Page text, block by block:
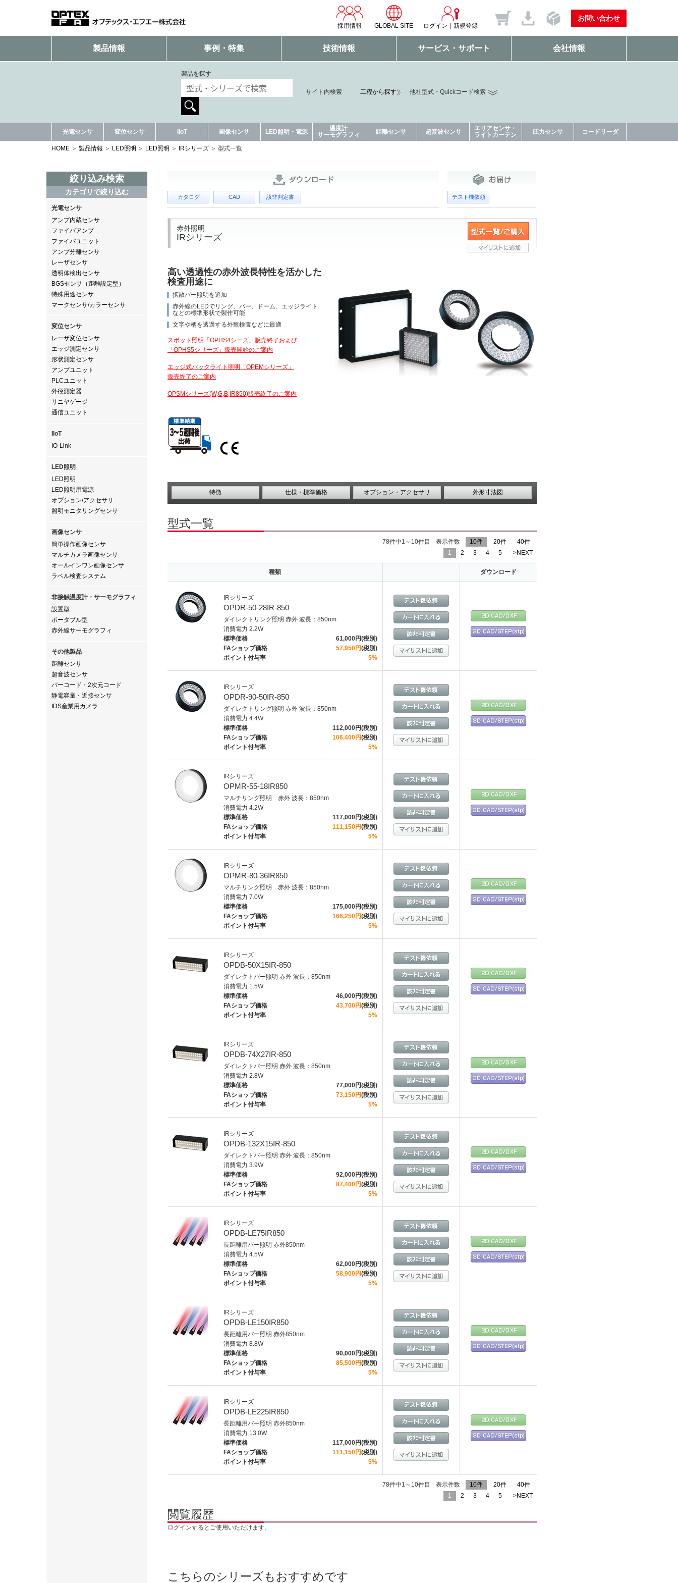
採用情報 GLOBAL SITE ログイン 新規登録
お問い合わせ
製品情報 事例・特集 技術情報 サービス・サポート 会社情報
製品を探す
サイト内検索 工程から探す 他社型式・Quickコード検索
光電センサ 変位センサ IIoT 画像センサ LED照明・電源
温度計
サーモグラフィ
距離センサ 超音波センサ
エリアセンサ・
ライトカーテン
圧力センサ コードリーダ
HOME 製品情報 LED照明 LED照明 IRシリーズ 型式一覧
絞り込み検索
カテゴリで絞り込む
光電センサ
アンプ内蔵センサ
ファイバアンプ
ファイバユニット
アンプ分離センサ
レーザセンサ
透明体検出センサ
BGSセンサ（距離設定型）
特殊用途センサ
マークセンサ/カラーセンサ
変位センサ
レーザ変位センサ
エッジ測定センサ
形状測定センサ
アンプユニット
PLCユニット
外径測定器
リニヤゲージ
通信ユニット
IIoT
IO-Link
LED照明
LED照明
LED照明用電源
オプション/アクセサリ
照明モニタリングセンサ
画像センサ
簡単操作画像センサ
マルチカメラ画像センサ
オールインワン画像センサ
ラベル検査システム
非接触温度計・サーモグラフィ
設置型
ポータブル型
赤外線サーモグラフィ
その他製品
距離センサ
超音波センサ
バーコード・2次元コード
静電容量・近接センサ
IDS産業用カメラ
カタログ CAD 該非判定書 テスト機依頼
赤外照明
IRシリーズ
高い透過性の赤外波長特性を活かした
検査用途に
拡散バー照明を追加
赤外線のLEDでリング、バー、ドーム、エッジライト
などの標準形状で製作可能
文字や柄を透過する外観検査などに最適
スポット照明「OPHS4シーズ」販売終了および
「OPHS5シリーズ」販売開始のご案内
エッジ式バックライト照明「OPEMシリーズ」
販売終了のご案内
OPSMシリーズ(W,G,B,IR850)販売終了のご案内
特徴 仕様・標準価格 オプション・アクセサリ 外形寸法図
型式一覧
40件
20件
10件
表示件数
78件中1～10件目
>NEXT
5
4
3
2
1
種類 ダウンロード
IRシリーズ
OPDR-50-28IR-850
ダイレクトリング照明 赤外 波長：850nm
消費電力 2.2W
標準価格
61,000円(税別)
FAショップ価格
57,950円(税別)
ポイント付与率
5%
IRシリーズ
OPDR-90-50IR-850
ダイレクトリング照明 赤外 波長：850nm
消費電力 4.4W
標準価格
112,000円(税別)
FAショップ価格
106,400円(税別)
ポイント付与率
5%
IRシリーズ
OPMR-55-18IR850
マルチリング照明 赤外 波長：850nm
消費電力 4.2W
標準価格
117,000円(税別)
FAショップ価格
111,150円(税別)
ポイント付与率
5%
IRシリーズ
OPMR-80-36IR850
マルチリング照明 赤外 波長：850nm
消費電力 7.0W
標準価格
175,000円(税別)
FAショップ価格
166,250円(税別)
ポイント付与率
5%
IRシリーズ
OPDB-50X15IR-850
ダイレクトバー照明 赤外 波長：850nm
消費電力 1.5W
標準価格
46,000円(税別)
FAショップ価格
43,700円(税別)
ポイント付与率
5%
IRシリーズ
OPDB-74X27IR-850
ダイレクトバー照明 赤外 波長：850nm
消費電力 2.8W
標準価格
77,000円(税別)
FAショップ価格
73,150円(税別)
ポイント付与率
5%
IRシリーズ
OPDB-132X15IR-850
ダイレクトバー照明 赤外 波長：850nm
消費電力 3.9W
標準価格
92,000円(税別)
FAショップ価格
87,400円(税別)
ポイント付与率
5%
IRシリーズ
OPDB-LE75IR850
長距離用バー照明 赤外850nm
消費電力 4.5W
標準価格
62,000円(税別)
FAショップ価格
58,900円(税別)
ポイント付与率
5%
IRシリーズ
OPDB-LE150IR850
長距離用バー照明 赤外850nm
消費電力 8.8W
標準価格
90,000円(税別)
FAショップ価格
85,500円(税別)
ポイント付与率
5%
IRシリーズ
OPDB-LE225IR850
長距離用バー照明 赤外850nm
消費電力 13.0W
標準価格
117,000円(税別)
FAショップ価格
111,150円(税別)
ポイント付与率
5%
40件
20件
10件
表示件数
78件中1～10件目
>NEXT
5
4
3
2
1
閲覧履歴
ログインするとご使用いただけます。
こちらのシリーズもおすすめです